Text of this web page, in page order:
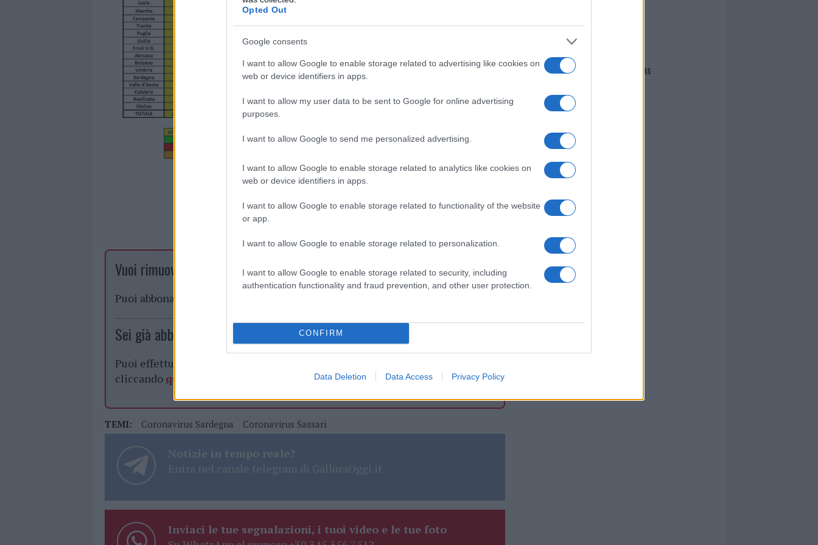
Opted Out
Google consents
I want to allow Google to enable storage related to advertising like cookies on
web or device identifiers in apps.
I want to allow my user data to be sent to Google for online advertising
purposes.
I want to allow Google to send me personalized advertising.
I want to allow Google to enable storage related to analytics like cookies on
web or device identifiers in apps.
I want to allow Google to enable storage related to functionality of the website
or app.
I want to allow Google to enable storage related to personalization.
I want to allow Google to enable storage related to security, including
authentication functionality and fraud prevention, and other user protection.
CONFIRM
Data Deletion Data Access Privacy Policy
Vuoi rimuovere le pubblicità nazionali?
Puoi abbonarti a
Sei già abbonato?
Puoi effettuare l'accesso andando nella sezione
cliccando qui
TEMI: Coronavirus Sardegna Coronavirus Sassari
Notizie in tempo reale?
Entra nel canale telegram di GalluraOggi.it
Inviaci le tue segnalazioni, i tuoi video e le tue foto
Giovannimaria Cabras